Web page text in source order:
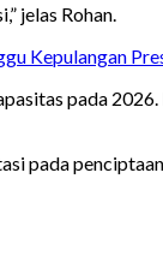
jelas Rohan.
Kepulangan
pada
pada